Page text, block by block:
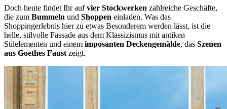
Doch heute findet Ihr aufvier Stockwerken zahlreiche Geschäfte,
die zum Bummeln und Shoppen einladen. Was das
Shoppingerlebnis hier zu etwas Besonderem werden lässt, ist die
helle, stilvolle Fassade aus dem Klassizismus mit antiken
Stilelementen und einem imposanten Deckengemälde, das Szenen
aus Goethes Faust zeigt.